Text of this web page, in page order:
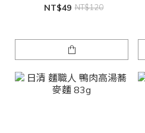
NT$49 NT$120